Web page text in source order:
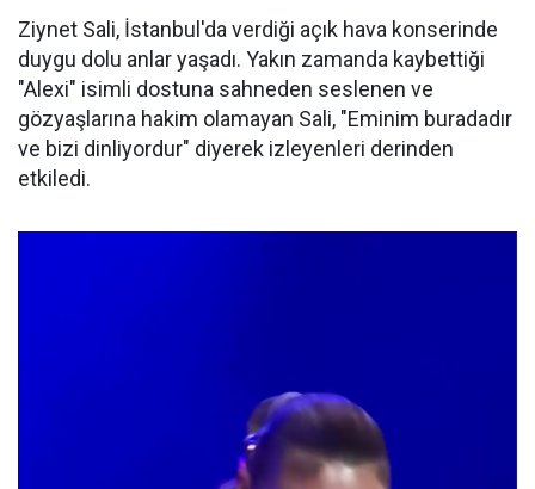
Ziynet Sali, İstanbul'da verdiği açık hava konserinde
duygu dolu anlar yaşadı. Yakın zamanda kaybettiği
"Alexi" isimli dostuna sahneden seslenen ve
gözyaşlarına hakim olamayan Sali, "Eminim buradadır
ve bizi dinliyordur" diyerek izleyenleri derinden
etkiledi.